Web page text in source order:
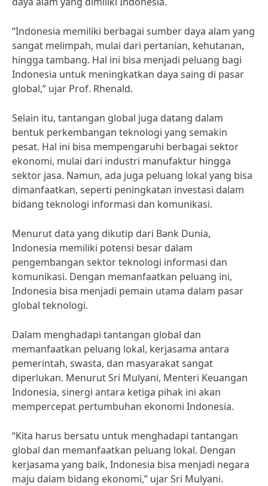
“Indonesia memiliki berbagai sumber daya alam yang
sangat melimpah, mulai dari pertanian, kehutanan,
hingga tambang. Hal ini bisa menjadi peluang bagi
Indonesia untuk meningkatkan daya saing di pasar
global,” ujar Prof. Rhenald.
Selain itu, tantangan global juga datang dalam
bentuk perkembangan teknologi yang semakin
pesat. Hal ini bisa mempengaruhi berbagai sektor
ekonomi, mulai dari industri manufaktur hingga
sektor jasa. Namun, ada juga peluang lokal yang bisa
dimanfaatkan, seperti peningkatan investasi dalam
bidang teknologi informasi dan komunikasi.
Menurut data yang dikutip dari Bank Dunia,
Indonesia memiliki potensi besar dalam
pengembangan sektor teknologi informasi dan
komunikasi. Dengan memanfaatkan peluang ini,
Indonesia bisa menjadi pemain utama dalam pasar
global teknologi.
Dalam menghadapi tantangan global dan
memanfaatkan peluang lokal, kerjasama antara
pemerintah, swasta, dan masyarakat sangat
diperlukan. Menurut Sri Mulyani, Menteri Keuangan
Indonesia, sinergi antara ketiga pihak ini akan
mempercepat pertumbuhan ekonomi Indonesia.
“Kita harus bersatu untuk menghadapi tantangan
global dan memanfaatkan peluang lokal. Dengan
kerjasama yang baik, Indonesia bisa menjadi negara
maju dalam bidang ekonomi,” ujar Sri Mulyani.